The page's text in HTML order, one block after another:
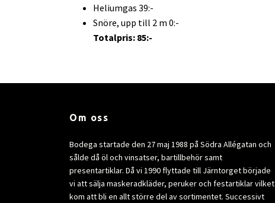
Heliumgas 39:-
Snöre, upp till 2 m 0:-
Totalpris: 85:-
Om oss
Bodega startade den 27 maj 1988 på Södra Allégatan och
sålde då öl och vinsatser, bartillbehör samt
presentartiklar. Då vi 1990 flyttade till Järntorget började
vi att sälja maskeradkläder, peruker och festartiklar vilket
kom att bli en allt större del av sortimentet. Successivt